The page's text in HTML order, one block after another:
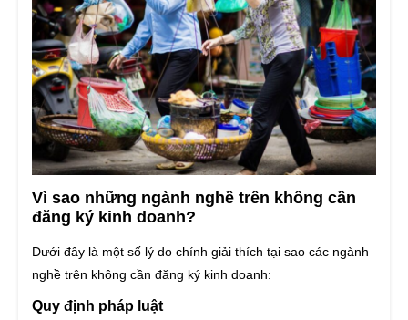
Vì sao những ngành nghề trên không cần
đăng ký kinh doanh?
Dưới đây là một số lý do chính giải thích tại sao các ngành
nghề trên không cần đăng ký kinh doanh:
Quy định pháp luật